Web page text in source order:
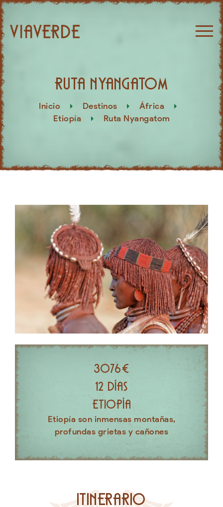
Ruta Nyangatom
Inicio Destinos
África
Etiopía
Ruta Nyangatom
3076€
12 días
Etiopía
Etiopía son inmensas montañas,
profundas grietas y cañones
Itinerario